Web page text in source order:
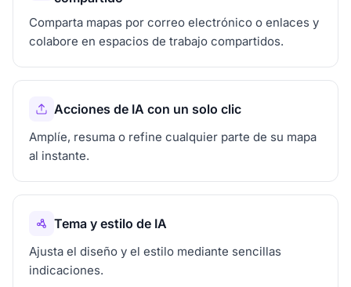
Comparta mapas por correo electrónico o enlaces y
colabore en espacios de trabajo compartidos.
Acciones de IA con un solo clic
Amplíe, resuma o refine cualquier parte de su mapa
al instante.
Tema y estilo de IA
Ajusta el diseño y el estilo mediante sencillas
indicaciones.